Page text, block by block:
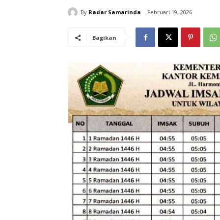
By Radar Samarinda Februari 19, 2026
Bagikan